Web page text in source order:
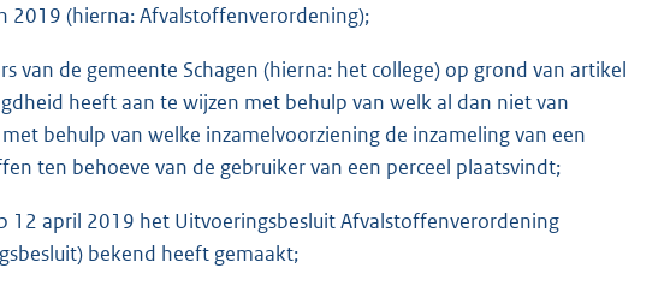
2019 (hierna: Afvalstoffenverordening);
van de gemeente Schagen (hierna: het college) op grond van artikel
heeft aan te wijzen met behulp van welk al dan niet van
behulp van welke inzamelvoorziening de inzameling van een
ten behoeve van de gebruiker van een perceel plaatsvindt;
12 april 2019 het Uitvoeringsbesluit Afvalstoffenverordening
bekend heeft gemaakt;